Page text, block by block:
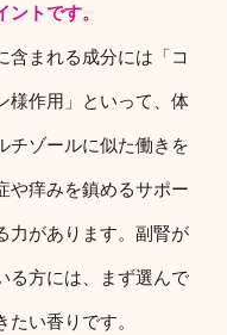
ントです。
含まれる成分には「コ
様作用」といって、体
チゾールに似た働きを
や痒みを鎮めるサポー
力があります。副腎が
る方には、まず選んで
たい香りです。